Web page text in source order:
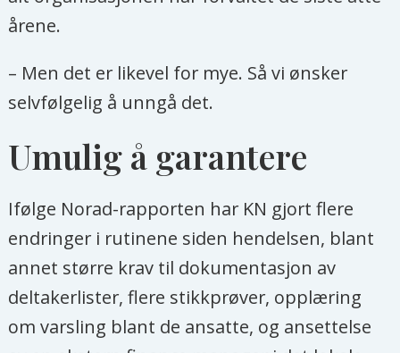
årene.
– Men det er likevel for mye. Så vi ønsker
selvfølgelig å unngå det.
Umulig å garantere
Ifølge Norad-rapporten har KN gjort flere
endringer i rutinene siden hendelsen, blant
annet større krav til dokumentasjon av
deltakerlister, flere stikkprøver, opplæring
om varsling blant de ansatte, og ansettelse